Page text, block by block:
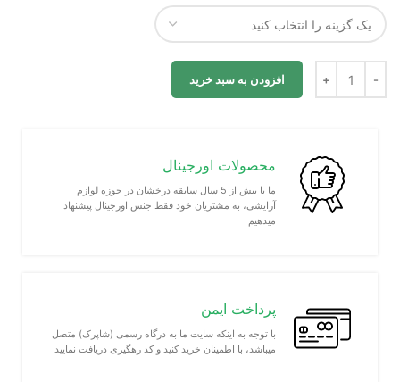
افزودن به سبد خرید
محصولات اورجینال
ما با بیش از 5 سال سابقه درخشان در حوزه لوازم
آرایشی، به مشتریان خود فقط جنس اورجینال پیشنهاد
میدهیم
پرداخت ایمن
با توجه به اینکه سایت ما به درگاه رسمی (شاپرک) متصل
میباشد، با اطمینان خرید کنید و کد رهگیری دریافت نمایید